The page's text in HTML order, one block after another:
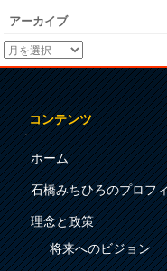
アーカイブ
コンテンツ
ホーム
石橋みちひろのプロフ
理念と政策
将来へのビジョン